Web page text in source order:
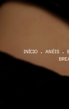
INÍCIO . ANÉIS .